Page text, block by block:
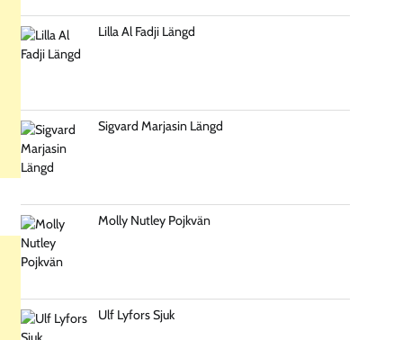
Lilla Al Fadji Längd
Sigvard Marjasin Längd
Molly Nutley Pojkvän
Ulf Lyfors Sjuk